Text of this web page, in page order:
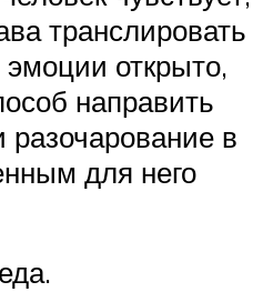
транслировать
открыто,
направить
в
для него